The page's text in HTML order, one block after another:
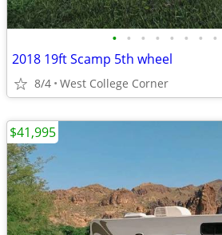
• • • • • • • •
2018 19ft Scamp 5th wheel
8/4 West College Corner
$41,995